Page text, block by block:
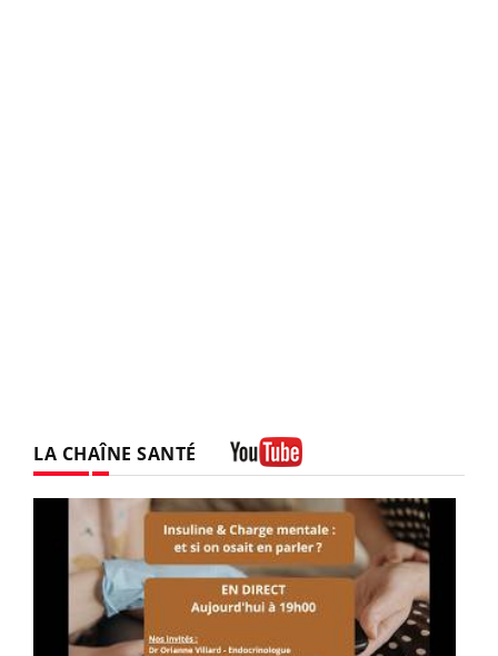
LA CHAÎNE SANTÉ